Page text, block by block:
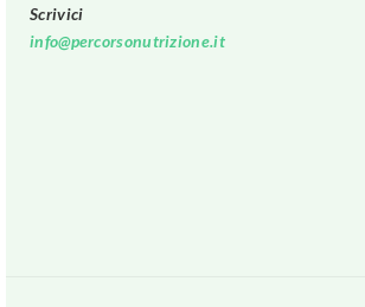
Scrivici
info@percorsonutrizione.it